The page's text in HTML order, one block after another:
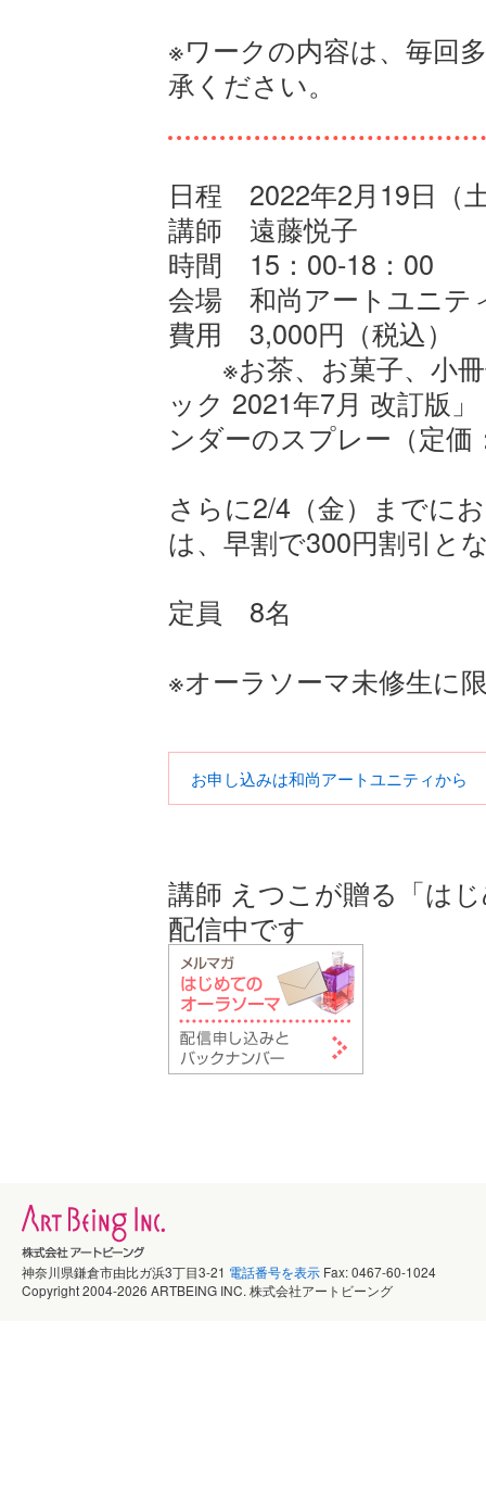
※ワークの内容は、毎回
承ください。
日程 2022年2月19日（
講師 遠藤悦子
時間 15：00-18：00
会場 和尚アートユニテ
費用 3,000円（税込）
※お茶、お菓子、小冊
ック 2021年7月 改訂版
ンダーのスプレー（定価
さらに2/4（金）までに
は、早割で300円割引と
定員 8名
※オーラソーマ未修生に
お申し込みは和尚アートユニティから
講師 えつこが贈る「は
配信中です
神奈川県鎌倉市由比ガ浜3丁目3-21 電話番号を表示 Fax: 0467-60-1024
Copyright 2004-2026 ARTBEING INC. 株式会社アートビーング